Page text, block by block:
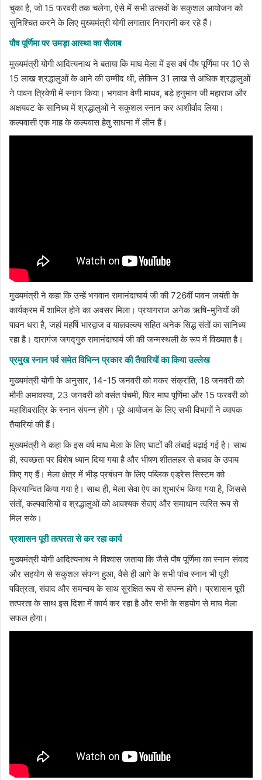
चुका है, जो 15 फरवरी तक चलेगा, ऐसे में सभी उत्सवों के सकुशल आयोजन को
सुनिश्चित करने के लिए मुख्यमंत्री योगी लगातार निगरानी कर रहे हैं।
पौष पूर्णिमा पर उमड़ा आस्था का सैलाब
मुख्यमंत्री योगी आदित्यनाथ ने बताया कि माघ मेला में इस वर्ष पौष पूर्णिमा पर 10 से
15 लाख श्रद्धालुओं के आने की उम्मीद थी, लेकिन 31 लाख से अधिक श्रद्धालुओं
ने पावन त्रिवेणी में स्नान किया। भगवान वेणी माधव, बड़े हनुमान जी महाराज और
अक्षयवट के सानिध्य में श्रद्धालुओं ने सकुशल स्नान कर आशीर्वाद लिया।
कल्पवासी एक माह के कल्पवास हेतु साधना में लीन हैं।
मुख्यमंत्री ने कहा कि उन्हें भगवान रामानंदाचार्य जी की 726वीं पावन जयंती के
कार्यक्रम में शामिल होने का अवसर मिला। प्रयागराज अनेक ऋषि-मुनियों की
पावन धरा है, जहां महर्षि भारद्वाज व याज्ञवल्क्य सहित अनेक सिद्ध संतों का सानिध्य
रहा है। दारागंज जगद्गुरु रामानंदाचार्य जी की जन्मस्थली के रूप में विख्यात है।
प्रमुख स्नान पर्व समेत विभिन्न प्रकार की तैयारियों का किया उल्लेख
मुख्यमंत्री योगी के अनुसार, 14-15 जनवरी को मकर संक्रांति, 18 जनवरी को
मौनी अमावस्या, 23 जनवरी को वसंत पंचमी, फिर माघ पूर्णिमा और 15 फरवरी को
महाशिवरात्रि के स्नान संपन्न होंगे। पूरे आयोजन के लिए सभी विभागों ने व्यापक
तैयारियां की हैं।
मुख्यमंत्री ने कहा कि इस वर्ष माघ मेला के लिए घाटों की लंबाई बढ़ाई गई है। साथ
ही, स्वच्छता पर विशेष ध्यान दिया गया है और भीषण शीतलहर से बचाव के उपाय
किए गए हैं। मेला क्षेत्र में भीड़ प्रबंधन के लिए पब्लिक एड्रेस सिस्टम को
क्रियान्वित किया गया है। साथ ही, मेला सेवा ऐप का शुभारंभ किया गया है, जिससे
संतों, कल्पवासियों व श्रद्धालुओं को आवश्यक सेवाएं और समाधान त्वरित रूप से
मिल सके।
प्रशासन पूरी तत्परता से कर रहा कार्य
मुख्यमंत्री योगी आदित्यनाथ ने विश्वास जताया कि जैसे पौष पूर्णिमा का स्नान संवाद
और सहयोग से सकुशल संपन्न हुआ, वैसे ही आगे के सभी पांच स्नान भी पूरी
पवित्रता, संवाद और समन्वय के साथ सुरक्षित रूप से संपन्न होंगे। प्रशासन पूरी
तत्परता के साथ इस दिशा में कार्य कर रहा है और सभी के सहयोग से माघ मेला
सफल होगा।